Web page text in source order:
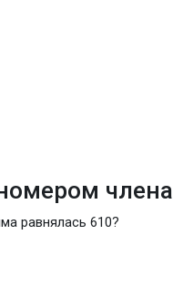
члена
равнялась 610?